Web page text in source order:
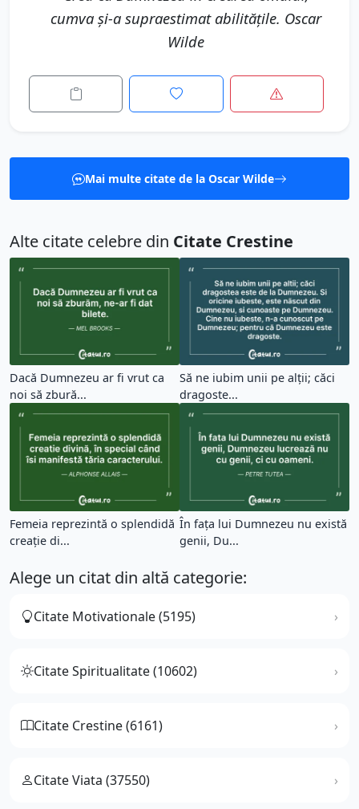
cumva și-a supraestimat abilitățile. Oscar
Wilde
Mai multe citate de la Oscar Wilde
Alte citate celebre din Citate Crestine
Dacă Dumnezeu ar fi vrut ca
noi să zbură...
Să ne iubim unii pe alții; căci
dragoste...
Femeia reprezintă o splendidă
creație di...
În fața lui Dumnezeu nu există
genii, Du...
Alege un citat din altă categorie:
Citate Motivationale (5195)
Citate Spiritualitate (10602)
Citate Crestine (6161)
Citate Viata (37550)